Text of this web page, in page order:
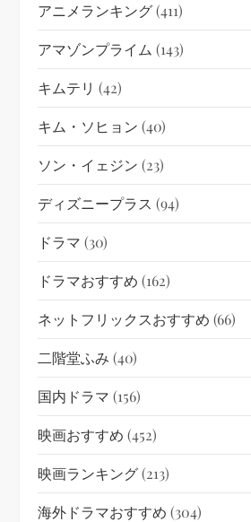
アニメランキング(411)
アマゾンプライム (143)
キムテリ (42)
キム・ソヒョン (40)
ソン・イェジン (23)
ディズニープラス (94)
ドラマ (30)
ドラマおすすめ (162)
ネットフリックスおすすめ (66)
二階堂ふみ (40)
国内ドラマ (156)
映画おすすめ (452)
映画ランキング(213)
海外ドラマおすすめ (304)